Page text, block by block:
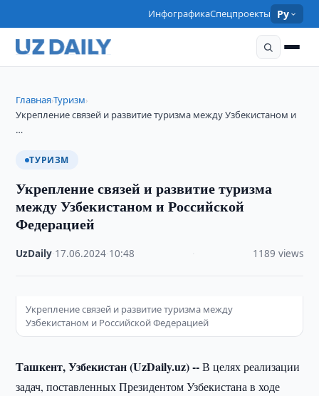
ИнфографикаСпецпроекты Ру
Главная›Туризм›
Укрепление связей и развитие туризма между Узбекистаном и
…
ТУРИЗМ
Укрепление связей и развитие туризма
между Узбекистаном и Российской
Федерацией
UzDaily 17.06.2024 10:48 1189 views
Укрепление связей и развитие туризма между
Узбекистаном и Российской Федерацией
Ташкент, Узбекистан (UzDaily.uz) --В целях реализации
задач, поставленных Президентом Узбекистана в ходе